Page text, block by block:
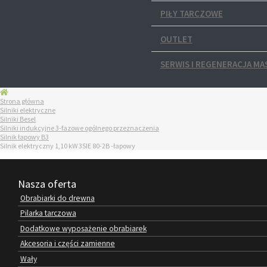
PIŁY TARCZOWE
OUTLET
SERWIS I REGENERACJA
Strona główna
Silniki elektryczne
Silniki Besel
Silniki indukcyjne 3-fazowe ogólnego przeznaczenia
Silnik łapowy B3
Silnik elektryczny 1,10 kW 3SIE 80-2B -łapowy
Nasza oferta
Obrabiarki do drewna
Pilarka tarczowa
Dodatkowe wyposażenie obrabiarek
Akcesoria i części zamienne
Wały